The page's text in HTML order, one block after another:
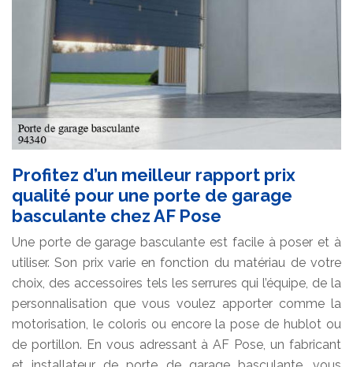
Profitez d’un meilleur rapport prix
qualité pour une porte de garage
basculante chez AF Pose
Une porte de garage basculante est facile à poser et à
utiliser. Son prix varie en fonction du matériau de votre
choix, des accessoires tels les serrures qui l’équipe, de la
personnalisation que vous voulez apporter comme la
motorisation, le coloris ou encore la pose de hublot ou
de portillon. En vous adressant à AF Pose, un fabricant